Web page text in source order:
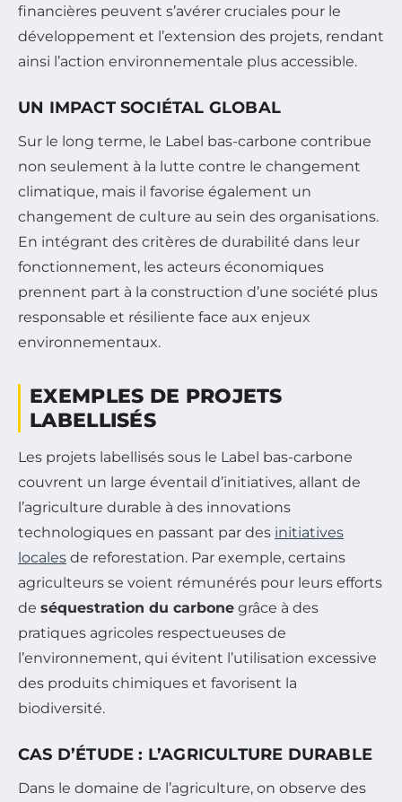
financières peuvent s’avérer cruciales pour le
développement et l’extension des projets, rendant
ainsi l’action environnementale plus accessible.
UN IMPACT SOCIÉTAL GLOBAL
Sur le long terme, le Label bas-carbone contribue
non seulement à la lutte contre le changement
climatique, mais il favorise également un
changement de culture au sein des organisations.
En intégrant des critères de durabilité dans leur
fonctionnement, les acteurs économiques
prennent part à la construction d’une société plus
responsable et résiliente face aux enjeux
environnementaux.
EXEMPLES DE PROJETS
LABELLISÉS
Les projets labellisés sous le Label bas-carbone
couvrent un large éventail d’initiatives, allant de
l’agriculture durable à des innovations
technologiques en passant par des initiatives
locales de reforestation. Par exemple, certains
agriculteurs se voient rémunérés pour leurs efforts
de séquestration du carbone grâce à des
pratiques agricoles respectueuses de
l’environnement, qui évitent l’utilisation excessive
des produits chimiques et favorisent la
biodiversité.
CAS D’ÉTUDE : L’AGRICULTURE DURABLE
Dans le domaine de l’agriculture, on observe des